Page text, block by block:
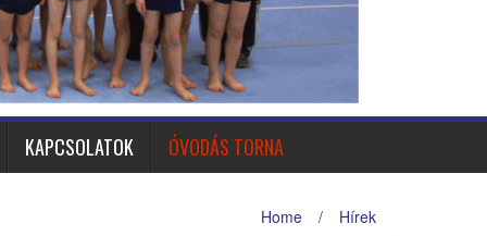
KAPCSOLATOK ÓVODÁS TORNA
Home / Hírek